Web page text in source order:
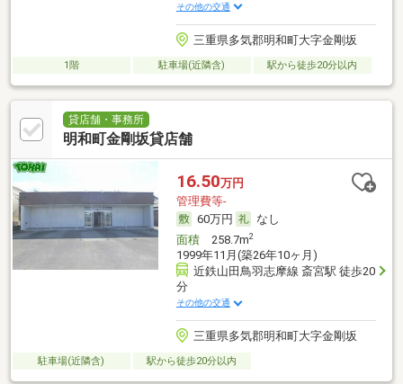
その他の交通
三重県多気郡明和町大字金剛坂
1階 駐車場(近隣含) 駅から徒歩20分以内
貸店舗・事務所
明和町金剛坂貸店舗
16.50万円
管理費等-
60万円
なし
面積258.7m2
1999年11月(築26年10ヶ月)
近鉄山田鳥羽志摩線 斎宮駅 徒歩20
分
その他の交通
三重県多気郡明和町大字金剛坂
駐車場(近隣含) 駅から徒歩20分以内